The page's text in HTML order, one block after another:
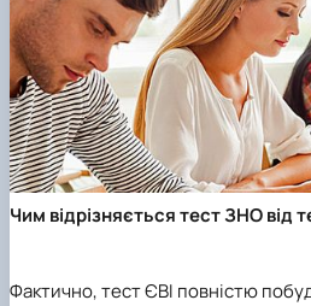
Чим відрізняється тест ЗНО від
Фактично, тест ЄВІ повністю